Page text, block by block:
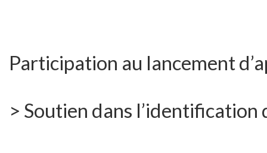
Participation au lancement
> Soutien dans